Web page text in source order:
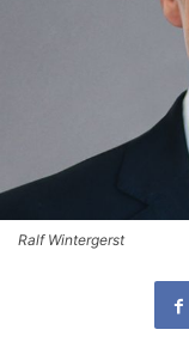
Ralf Wintergerst